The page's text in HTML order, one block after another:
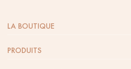
LA BOUTIQUE
PRODUITS